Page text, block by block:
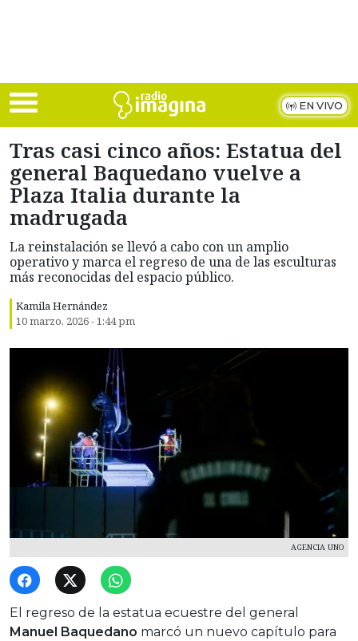
EN VIVO
Tras casi cinco años: Estatua del
general Baquedano vuelve a
Plaza Italia durante la
madrugada
La reinstalación se llevó a cabo con un amplio
operativo y marca el regreso de una de las esculturas
más reconocidas del espacio público.
Kamila Hernández
10 marzo, 2026 - 1:44 pm
AGENCIA UNO
El regreso de la estatua ecuestre del general
Manuel Baquedano marcó un nuevo capítulo para